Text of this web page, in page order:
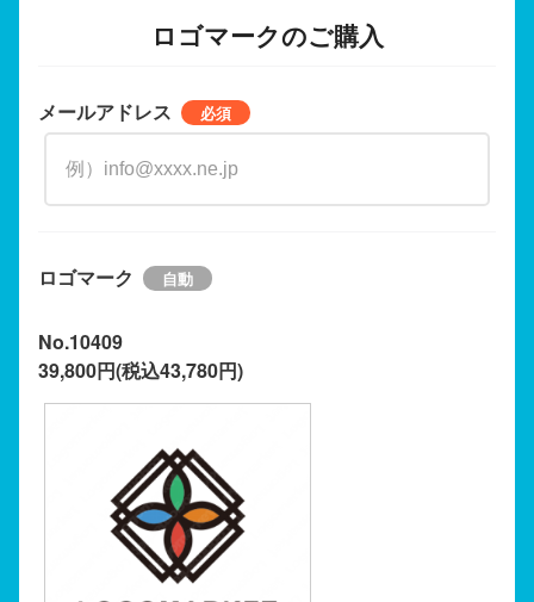
ロゴマークのご購入
メールアドレス
ロゴマーク
No.10409
39,800円(税込43,780円)